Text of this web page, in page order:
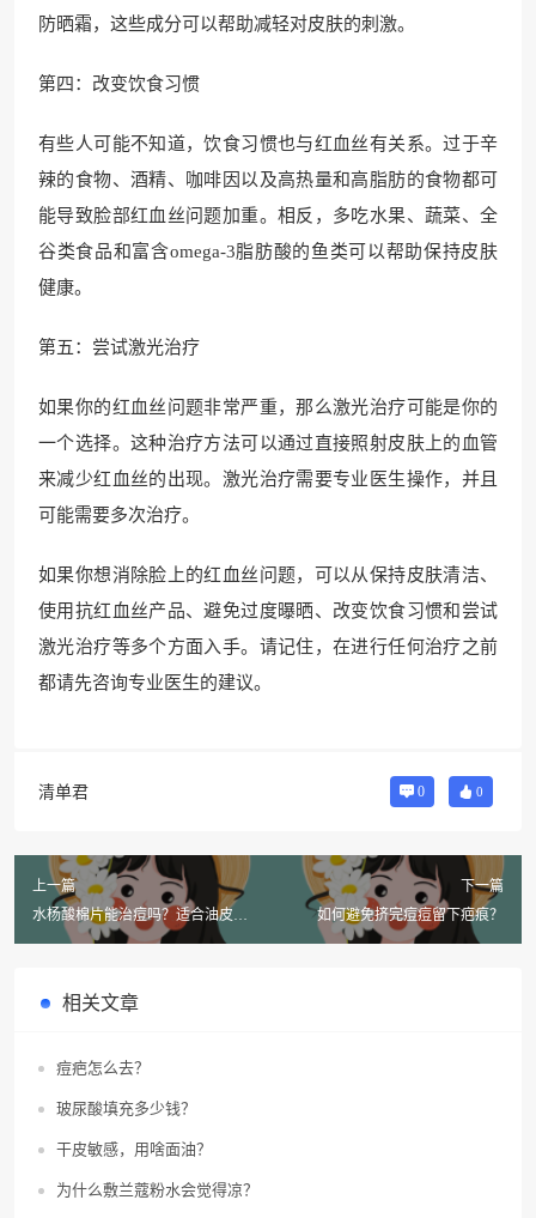
防晒霜，这些成分可以帮助减轻对皮肤的刺激。
第四：改变饮食习惯
有些人可能不知道，饮食习惯也与红血丝有关系。过于辛
辣的食物、酒精、咖啡因以及高热量和高脂肪的食物都可
能导致脸部红血丝问题加重。相反，多吃水果、蔬菜、全
谷类食品和富含omega-3脂肪酸的鱼类可以帮助保持皮肤
健康。
第五：尝试激光治疗
如果你的红血丝问题非常严重，那么激光治疗可能是你的
一个选择。这种治疗方法可以通过直接照射皮肤上的血管
来减少红血丝的出现。激光治疗需要专业医生操作，并且
可能需要多次治疗。
如果你想消除脸上的红血丝问题，可以从保持皮肤清洁、
使用抗红血丝产品、避免过度曝晒、改变饮食习惯和尝试
激光治疗等多个方面入手。请记住，在进行任何治疗之前
都请先咨询专业医生的建议。
清单君 0 0
上一篇
水杨酸棉片能治痘吗？适合油皮女
孩吗？
下一篇
如何避免挤完痘痘留下疤痕？
相关文章
痘疤怎么去？
玻尿酸填充多少钱？
干皮敏感，用啥面油？
为什么敷兰蔻粉水会觉得凉？